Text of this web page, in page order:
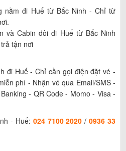
nằm đi Huế từ Bắc Ninh - Chỉ từ
và Cabin đôi đi Huế từ Bắc Ninh
tận nơi
đi Huế - Chỉ cần gọi điện đặt vé -
phí - Nhận vé qua Email/SMS -
- QR Code - Momo - Visa -
- Huế: 024 7100 2020 /0936 33